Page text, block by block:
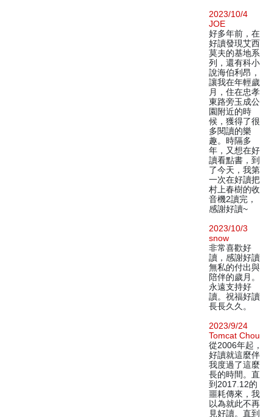
2023/10/4
JOE
好多年前，在
好讀發現艾西
莫夫的基地系
列，還有科小
說海伯利昂，
讓我在年輕歲
月，住在忠孝
東路旁玉成公
園附近的時
候，獲得了很
多閱讀的樂
趣。時隔多
年，又想在好
讀看點書，到
了今天，我第
一次在好讀把
村上春樹的收
音機2讀完，
感謝好讀~
2023/10/3
snow
非常喜歡好
讀，感謝好讀
無私的付出與
陪伴的歲月。
永遠支持好
讀。祝福好讀
長長久久。
2023/9/24
Tomcat Chou
從2006年起，
好讀就這麼伴
我度過了這麼
長的時間。直
到2017.12的
噩耗傳來，我
以為就此不再
見好讀。直到